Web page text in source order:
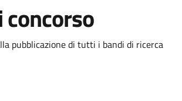
concorso
pubblicazione di tutti i bandi di ricerca